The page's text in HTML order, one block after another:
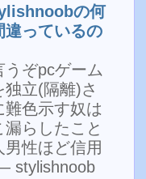
の何
違っているの
うぞpcゲーム
独立(隔離)さ
難色示す奴は
漏らしたこと
男性ほど信用
stylishnoob